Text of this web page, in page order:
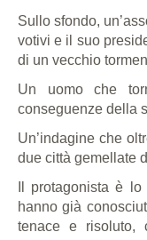
Sullo sfondo,
votivi e il suo
di un vecchio
Un uomo che
conseguenze della
Un’indagine che
due città gemellate
Il protagonista è
hanno già
tenace e risoluto,